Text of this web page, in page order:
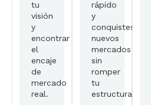
tu
visión
y
encontrar
el
encaje
de
mercado
real.
rápido
y
conquistes
nuevos
mercados
sin
romper
tu
estructura.